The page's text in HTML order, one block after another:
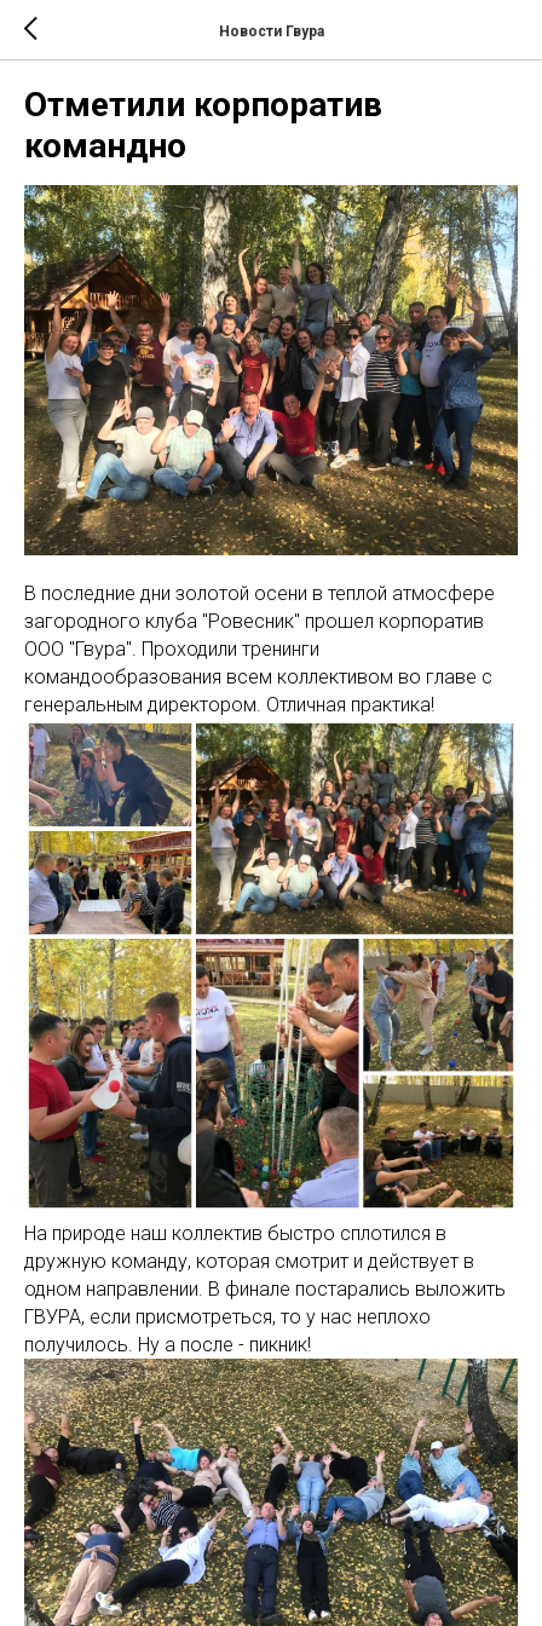
Новости Гвура
Отметили корпоратив
командно
В последние дни золотой осени в теплой атмосфере
загородного клуба "Ровесник" прошел корпоратив
ООО "Гвура". Проходили тренинги
командообразования всем коллективом во главе с
генеральным директором. Отличная практика!
На природе наш коллектив быстро сплотился в
дружную команду, которая смотрит и действует в
одном направлении. В финале постарались выложить
ГВУРА, если присмотреться, то у нас неплохо
получилось. Ну а после - пикник!